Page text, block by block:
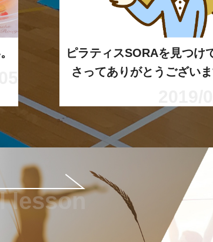
ピラティスSORAを見つけ
さってありがとうございま
lesson